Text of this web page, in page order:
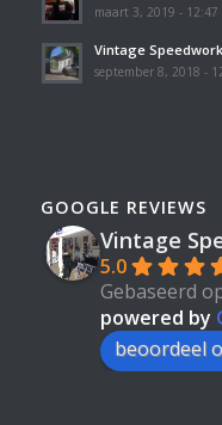
maart 3, 2019 - 12:47
Vintage
september 8, 2018 -
GOOGLE REVIEWS
Vintage
5.0
Gebaseerd
powered by
beoordeel